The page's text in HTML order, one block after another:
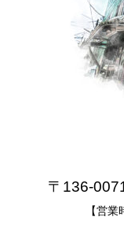
〒136-
【営